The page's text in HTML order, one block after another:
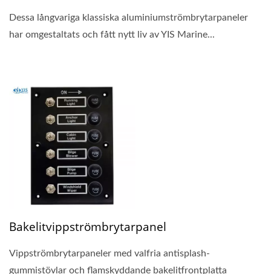
Dessa långvariga klassiska aluminiumströmbrytarpaneler
har omgestaltats och fått nytt liv av YIS Marine...
Bakelitvippströmbrytarpanel
Vippströmbrytarpaneler med valfria antisplash-
gummistövlar och flamskyddande bakelitfrontplatta